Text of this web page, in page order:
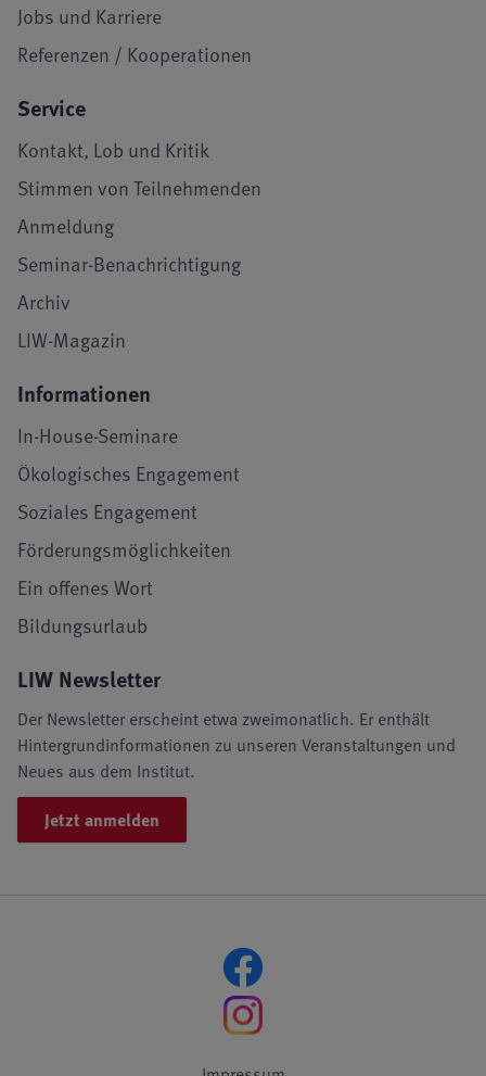
Jobs und Karriere
Referenzen / Kooperationen
Service
Kontakt, Lob und Kritik
Stimmen von Teilnehmenden
Anmeldung
Seminar-Benachrichtigung
Archiv
LIW-Magazin
Informationen
In-House-Seminare
Ökologisches Engagement
Soziales Engagement
Förderungsmöglichkeiten
Ein offenes Wort
Bildungsurlaub
LIW Newsletter
Der Newsletter erscheint etwa zweimonatlich. Er enthält
Hintergrundinformationen zu unseren Veranstaltungen und
Neues aus dem Institut.
Jetzt anmelden